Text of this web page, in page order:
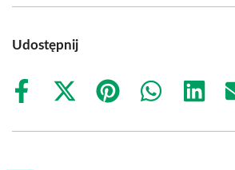
Udostępnij
Share
Share
(Twitter)
Share
Share
Share